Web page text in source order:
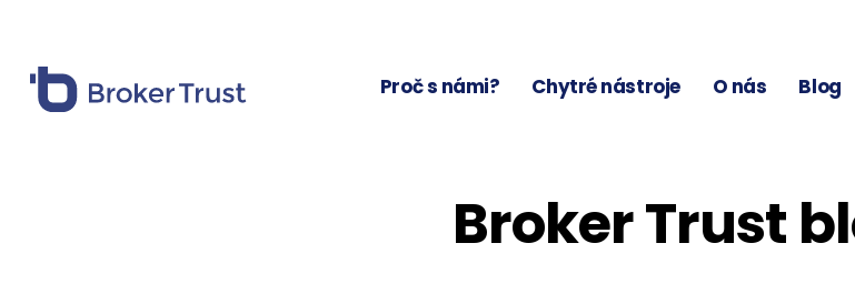
Proč s námi? Chytré nástroje O nás Blog
Broker Trust